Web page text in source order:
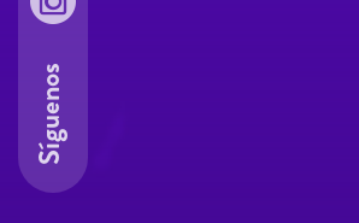
Síguenos